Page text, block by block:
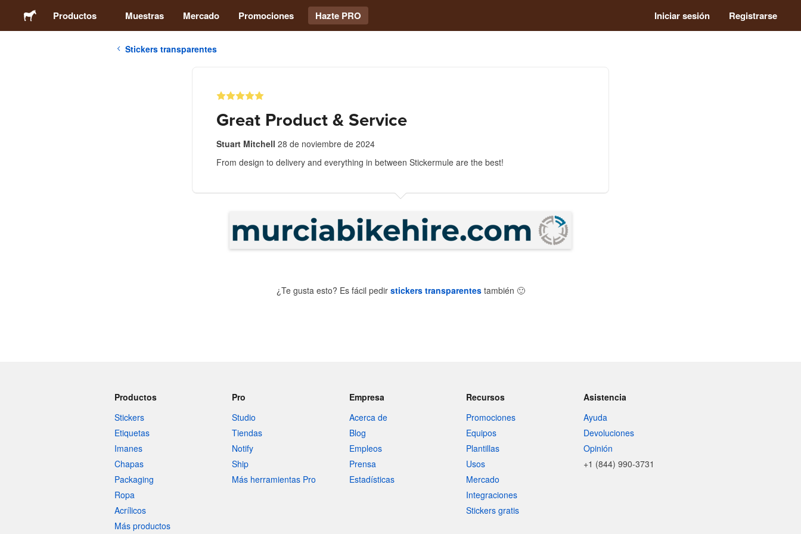
Productos Muestras Mercado Promociones Hazte PRO Iniciar sesión Registrarse
Stickers transparentes
Great Product & Service
Stuart Mitchell 28 de noviembre de 2024
From design to delivery and everything in between Stickermule are the best!
¿Te gusta esto? Es fácil pedir stickers transparentestambién 🙂
Productos
Stickers
Etiquetas
Imanes
Chapas
Packaging
Ropa
Acrílicos
Más productos
Pro
Studio
Tiendas
Notify
Ship
Más herramientas Pro
Empresa
Acerca de
Blog
Empleos
Prensa
Estadísticas
Recursos
Promociones
Equipos
Plantillas
Usos
Mercado
Integraciones
Stickers gratis
Asistencia
Ayuda
Devoluciones
Opinión
+1 (844) 990-3731